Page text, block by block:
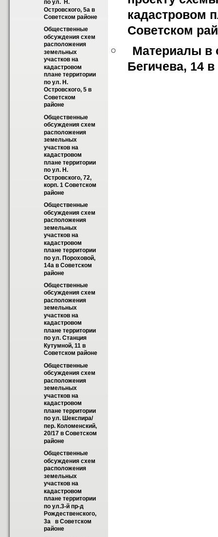
по ул.  Н.
Островского, 5а в
Советском районе
Общественные
обсуждения схем
расположения
земельных
участков на
кадастровом
плане территории
по ул. Н.
Островского, 5 в
Советском
районе
Общественные
обсуждения схем
расположения
земельных
участков на
кадастровом
плане территории
по ул. Н.
Островского, 72,
корп. 1 Советском
районе
Общественные
обсуждения схем
расположения
земельных
участков на
кадастровом
плане территории
по ул. Пороховой,
14а в Советском
районе
Общественные
обсуждения схем
расположения
земельных
участков на
кадастровом
плане территории
по ул. Станция
Кутумной, 11 в
Советском районе
Общественные
обсуждения схем
расположения
земельных
участков на
кадастровом
плане территории
по ул. Шекспира/
пер. Коломенский,
20/17 в Советском
районе
Общественные
обсуждения схем
расположения
земельных
участков на
кадастровом
плане территории
по ул.3-й пр-д
Рождественского,
3а   в Советском
районе
кадастровом
Советском
Материалы в
Бегичева, 14